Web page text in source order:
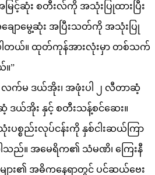
ဆုံး စတီးလ်ကို အသုံးပြုထားပြီး
ျောမွေ့ဆုံး အပြီးသတ်ကို အသုံးပြု
ါတယ်။ ထုတ်ကုန်အားလုံးမှာ တစ်သက်
။”
၈ လက်မ ဒယ်အိုး၊ အဖုံးပါ ၂ လီတာဆံ့
ဒယ်အိုး နှင့် စတီးသန့်စင်ဆေး။
းပစ္စည်းလုပ်ငန်းကို နှစ်ငါးဆယ်ကြာ
ါသည်။ အမေရိက၏ သံမဏိ၊ ကြေးနီ
ား၏ အဓိကနေရာတွင် ပင်ဆယ်ဗေး